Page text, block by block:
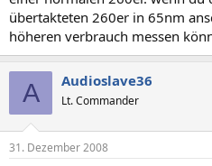
übertakteten 260er in 65nm
höheren verbrauch messen
A Audioslave36
Lt. Commander
31. Dezember 2008